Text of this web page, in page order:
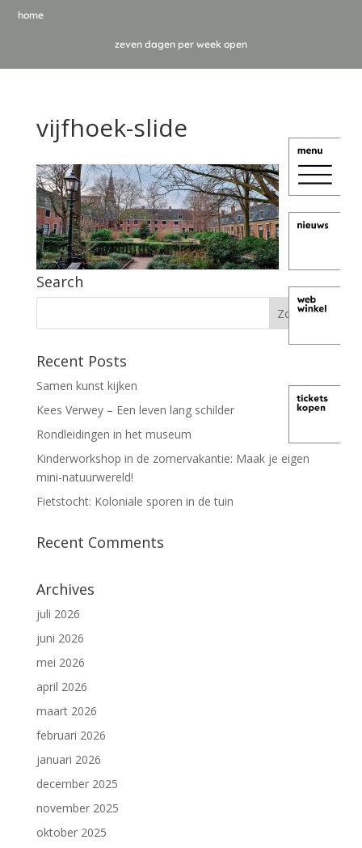
home
zeven dagen per week open
vijfhoek-slide
Search
Recent Posts
Samen kunst kijken
Kees Verwey – Een leven lang schilder
Rondleidingen in het museum
Kinderworkshop in de zomervakantie: Maak je eigen
mini-natuurwereld!
Fietstocht: Koloniale sporen in de tuin
Recent Comments
Archives
juli 2026
juni 2026
mei 2026
april 2026
maart 2026
februari 2026
januari 2026
december 2025
november 2025
oktober 2025